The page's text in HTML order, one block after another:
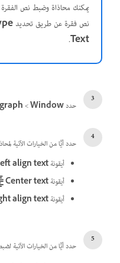
يمكنك محاذاة وضبط نص
نص فقرة عن طريق تحديد
Text
.
حددWindow
‏>
حدد أيًّا من الخيارات الآتية
أيقونةalign text
أيقونةCenter text
أيقونةalign text
حدد أيًّا من الخيارات الآتية